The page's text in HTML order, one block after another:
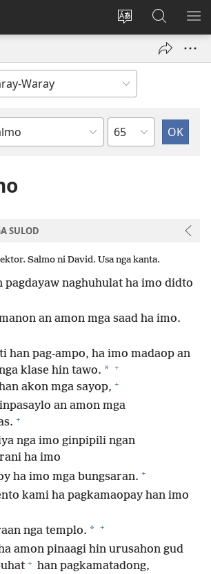
Balyui
yinaknan
an
site
Pag-
log
new
Pamiling
ha
JW.ORG
Kapitulo
SULOD
Salmo ni David. Usa nga kanta.
pagdayaw naghuhulat ha imo didto
an amon mga saad ha imo.
han pag-ampo, ha imo madaop an
klase hin tawo. * +
akon mga sayop, +
an amon mga
+
nga imo ginpipili ngan
ha imo
ha imo mga bungsaran. +
kami ha pagkamaopay han imo
nga templo. * +
amon pinaagi hin urusahon gud
+ han pagkamatadong,